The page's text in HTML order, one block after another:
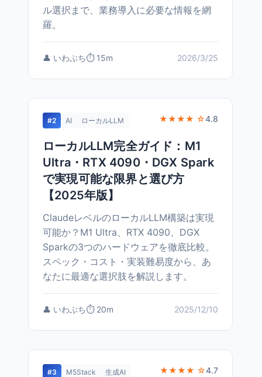
ル選択まで、業務導入に必要な情報を網
羅。
👤 いわぶち⏱️ 15m 2026/3/25
#2 AI ローカルLLM ★★★★ ☆4.8
ローカルLLM完全ガイド：M1
Ultra・RTX 4090・DGX Spark
で実現可能な限界と選び方
【2025年版】
ClaudeレベルのローカルLLM構築は実現
可能か？M1 Ultra、RTX 4090、DGX
Sparkの3つのハードウェアを徹底比較。
スペック・コスト・実装難易度から、あ
なたに最適な選択肢を解説します。
👤 いわぶち⏱️ 20m 2025/12/10
#3 M5Stack 生成AI ★★★★ ☆4.7